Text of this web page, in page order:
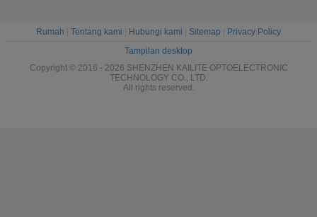
Rumah Tentang kami Hubungi kami Sitemap
Privacy Policy
Tampilan desktop
Copyright © 2016 - 2026 SHENZHEN KAILITE OPTOELECTRONIC
TECHNOLOGY CO., LTD.
All rights reserved.